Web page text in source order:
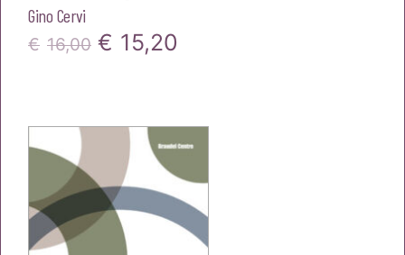
Gino Cervi
€ 16,00 Il
era:
€16,00.
€ 15,20
è:
€15,20.